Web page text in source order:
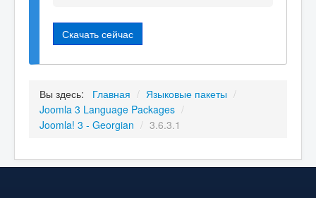
Скачать сейчас
Вы здесь: Главная / Языковые пакеты /
Joomla 3 Language Packages /
Joomla! 3 - Georgian / 3.6.3.1